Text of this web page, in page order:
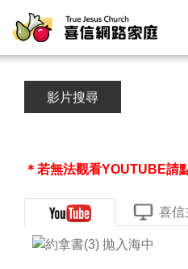
影片搜尋
＊若無法觀看YOUTUBE請
喜信